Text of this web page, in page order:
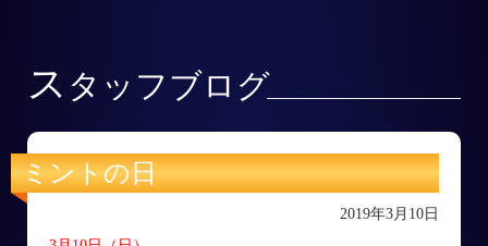
ス タッフブログ
ミントの日
2019年3月10日